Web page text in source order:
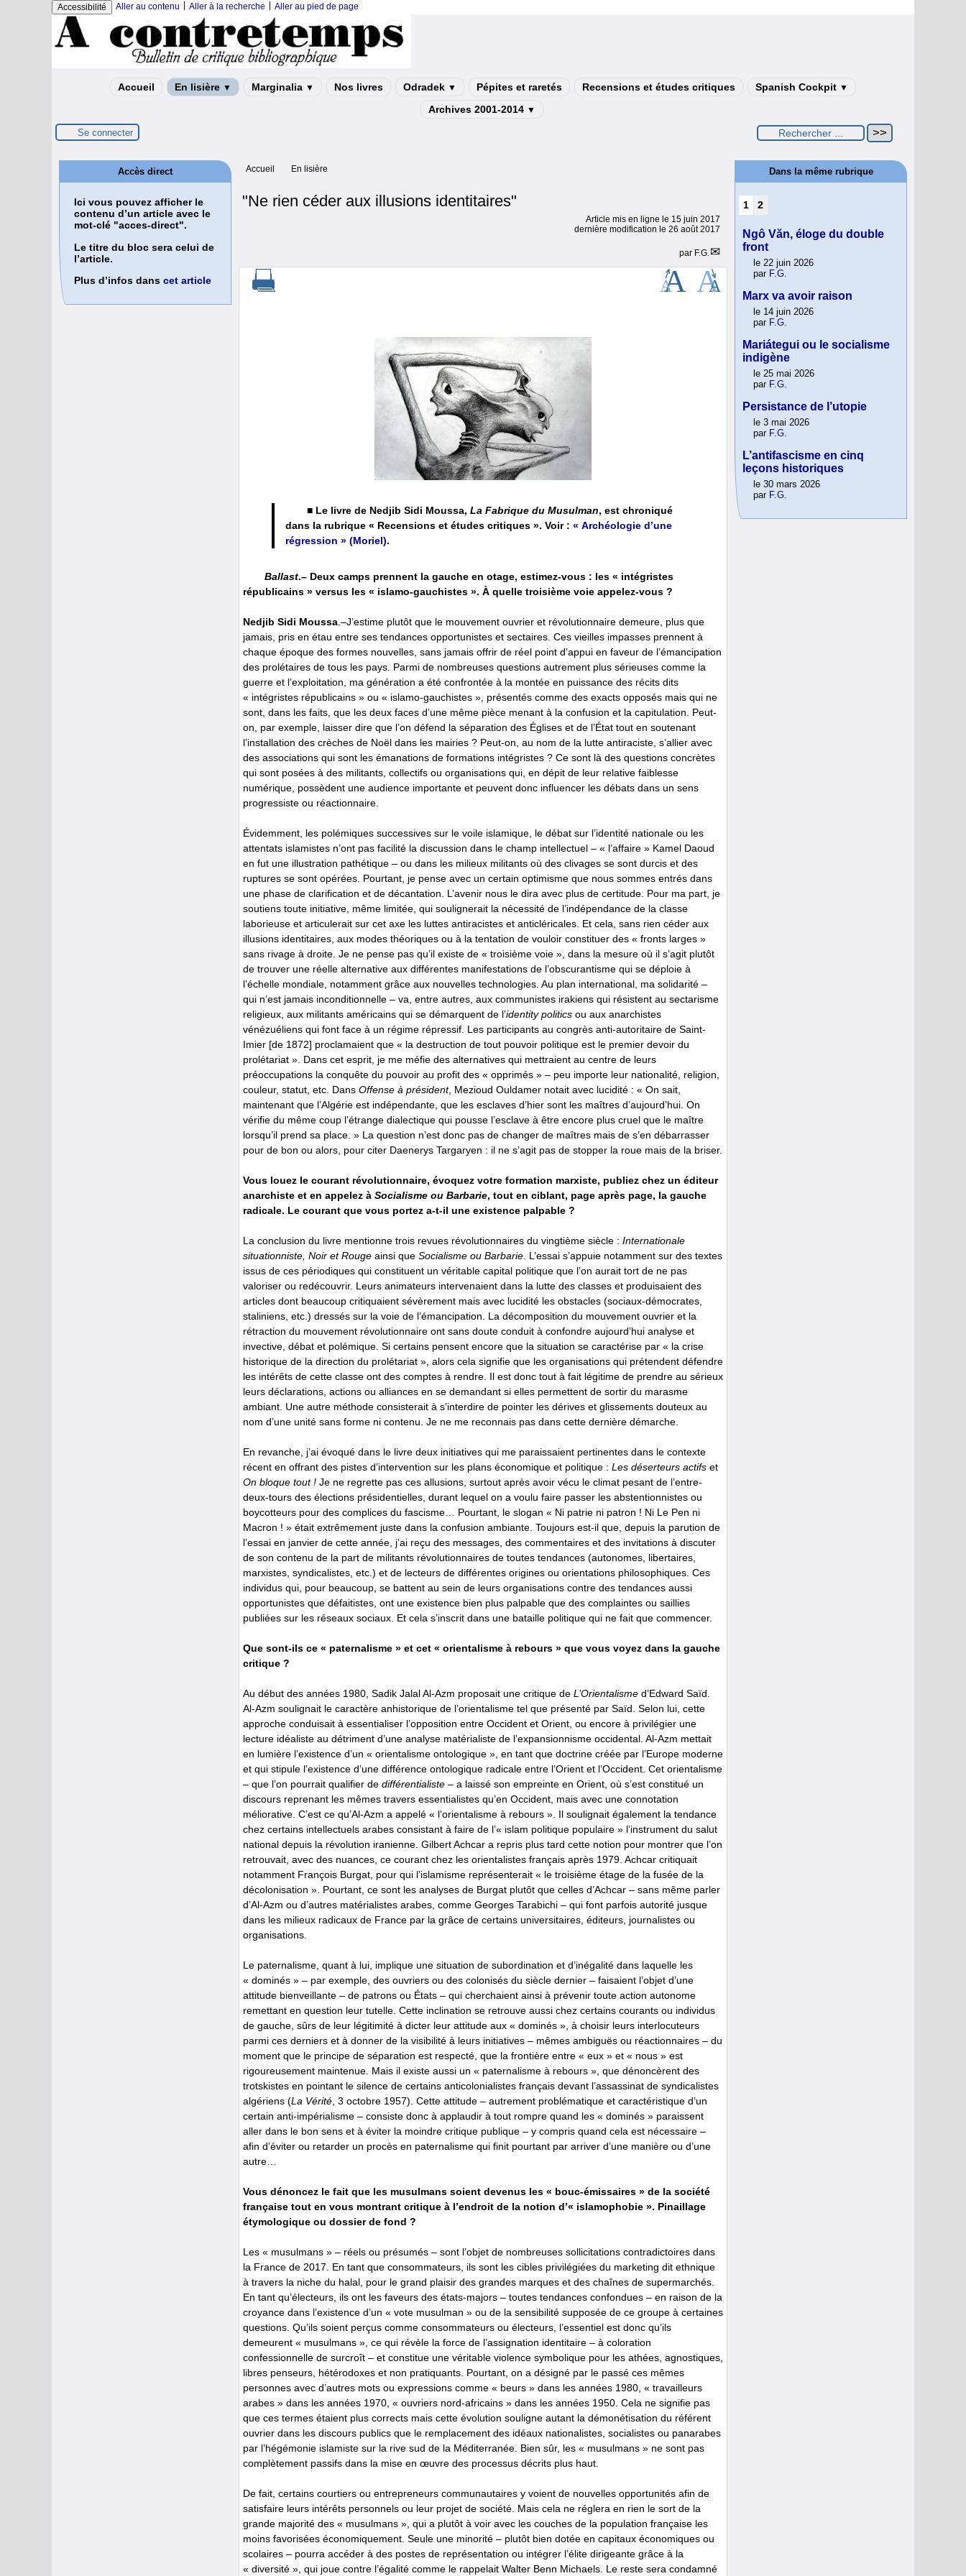
Accessibilité Aller au contenu Aller à la recherche Aller au pied de page
Accueil En lisière ▼ Marginalia ▼ Nos livres Odradek ▼ Pépites et raretés Recensions et études critiques Spanish Cockpit ▼
Archives 2001-2014 ▼
Se connecter
Accueil En lisière
"Ne rien céder aux illusions identitaires"
Article mis en ligne le 15 juin 2017
dernière modification le 26 août 2017
par F.G.
■ Le livre de Nedjib Sidi Moussa, La Fabrique du Musulman, est chroniqué
dans la rubrique « Recensions et études critiques ». Voir : « Archéologie d’une
régression » (Moriel).
Ballast.– Deux camps prennent la gauche en otage, estimez-vous : les « intégristes
républicains » versus les « islamo-gauchistes ». À quelle troisième voie appelez-vous ?
Nedjib Sidi Moussa .–J’estime plutôt que le mouvement ouvrier et révolutionnaire demeure, plus que
jamais, pris en étau entre ses tendances opportunistes et sectaires. Ces vieilles impasses prennent à
chaque époque des formes nouvelles, sans jamais offrir de réel point d’appui en faveur de l’émancipation
des prolétaires de tous les pays. Parmi de nombreuses questions autrement plus sérieuses comme la
guerre et l’exploitation, ma génération a été confrontée à la montée en puissance des récits dits
« intégristes républicains » ou « islamo-gauchistes », présentés comme des exacts opposés mais qui ne
sont, dans les faits, que les deux faces d’une même pièce menant à la confusion et la capitulation. Peut-
on, par exemple, laisser dire que l’on défend la séparation des Églises et de l’État tout en soutenant
l’installation des crèches de Noël dans les mairies ? Peut-on, au nom de la lutte antiraciste, s’allier avec
des associations qui sont les émanations de formations intégristes ? Ce sont là des questions concrètes
qui sont posées à des militants, collectifs ou organisations qui, en dépit de leur relative faiblesse
numérique, possèdent une audience importante et peuvent donc influencer les débats dans un sens
progressiste ou réactionnaire.
Évidemment, les polémiques successives sur le voile islamique, le débat sur l’identité nationale ou les
attentats islamistes n’ont pas facilité la discussion dans le champ intellectuel – « l’affaire » Kamel Daoud
en fut une illustration pathétique – ou dans les milieux militants où des clivages se sont durcis et des
ruptures se sont opérées. Pourtant, je pense avec un certain optimisme que nous sommes entrés dans
une phase de clarification et de décantation. L’avenir nous le dira avec plus de certitude. Pour ma part, je
soutiens toute initiative, même limitée, qui soulignerait la nécessité de l’indépendance de la classe
laborieuse et articulerait sur cet axe les luttes antiracistes et anticléricales. Et cela, sans rien céder aux
illusions identitaires, aux modes théoriques ou à la tentation de vouloir constituer des « fronts larges »
sans rivage à droite. Je ne pense pas qu’il existe de « troisième voie », dans la mesure où il s’agit plutôt
de trouver une réelle alternative aux différentes manifestations de l’obscurantisme qui se déploie à
l’échelle mondiale, notamment grâce aux nouvelles technologies. Au plan international, ma solidarité –
qui n’est jamais inconditionnelle – va, entre autres, aux communistes irakiens qui résistent au sectarisme
religieux, aux militants américains qui se démarquent de l’identity politics ou aux anarchistes
vénézuéliens qui font face à un régime répressif. Les participants au congrès anti-autoritaire de Saint-
Imier [de 1872] proclamaient que « la destruction de tout pouvoir politique est le premier devoir du
prolétariat ». Dans cet esprit, je me méfie des alternatives qui mettraient au centre de leurs
préoccupations la conquête du pouvoir au profit des « opprimés » – peu importe leur nationalité, religion,
couleur, statut, etc. Dans Offense à président, Mezioud Ouldamer notait avec lucidité : « On sait,
maintenant que l’Algérie est indépendante, que les esclaves d’hier sont les maîtres d’aujourd’hui. On
vérifie du même coup l’étrange dialectique qui pousse l’esclave à être encore plus cruel que le maître
lorsqu’il prend sa place. » La question n’est donc pas de changer de maîtres mais de s’en débarrasser
pour de bon ou alors, pour citer Daenerys Targaryen : il ne s’agit pas de stopper la roue mais de la briser.
Vous louez le courant révolutionnaire, évoquez votre formation marxiste, publiez chez un éditeur
anarchiste et en appelez à Socialisme ou Barbarie, tout en ciblant, page après page, la gauche
radicale. Le courant que vous portez a-t-il une existence palpable ?
La conclusion du livre mentionne trois revues révolutionnaires du vingtième siècle : Internationale
situationniste, Noir et Rouge ainsi que Socialisme ou Barbarie . L’essai s’appuie notamment sur des textes
issus de ces périodiques qui constituent un véritable capital politique que l’on aurait tort de ne pas
valoriser ou redécouvrir. Leurs animateurs intervenaient dans la lutte des classes et produisaient des
articles dont beaucoup critiquaient sévèrement mais avec lucidité les obstacles (sociaux-démocrates,
staliniens, etc.) dressés sur la voie de l’émancipation. La décomposition du mouvement ouvrier et la
rétraction du mouvement révolutionnaire ont sans doute conduit à confondre aujourd’hui analyse et
invective, débat et polémique. Si certains pensent encore que la situation se caractérise par « la crise
historique de la direction du prolétariat », alors cela signifie que les organisations qui prétendent défendre
les intérêts de cette classe ont des comptes à rendre. Il est donc tout à fait légitime de prendre au sérieux
leurs déclarations, actions ou alliances en se demandant si elles permettent de sortir du marasme
ambiant. Une autre méthode consisterait à s’interdire de pointer les dérives et glissements douteux au
nom d’une unité sans forme ni contenu. Je ne me reconnais pas dans cette dernière démarche.
En revanche, j’ai évoqué dans le livre deux initiatives qui me paraissaient pertinentes dans le contexte
récent en offrant des pistes d’intervention sur les plans économique et politique : Les déserteurs actifs et
On bloque tout ! Je ne regrette pas ces allusions, surtout après avoir vécu le climat pesant de l’entre-
deux-tours des élections présidentielles, durant lequel on a voulu faire passer les abstentionnistes ou
boycotteurs pour des complices du fascisme… Pourtant, le slogan « Ni patrie ni patron ! Ni Le Pen ni
Macron ! » était extrêmement juste dans la confusion ambiante. Toujours est-il que, depuis la parution de
l’essai en janvier de cette année, j’ai reçu des messages, des commentaires et des invitations à discuter
de son contenu de la part de militants révolutionnaires de toutes tendances (autonomes, libertaires,
marxistes, syndicalistes, etc.) et de lecteurs de différentes origines ou orientations philosophiques. Ces
individus qui, pour beaucoup, se battent au sein de leurs organisations contre des tendances aussi
opportunistes que défaitistes, ont une existence bien plus palpable que des complaintes ou saillies
publiées sur les réseaux sociaux. Et cela s’inscrit dans une bataille politique qui ne fait que commencer.
Que sont-ils ce « paternalisme » et cet « orientalisme à rebours » que vous voyez dans la gauche
critique ?
Au début des années 1980, Sadik Jalal Al-Azm proposait une critique de L’Orientalisme d’Edward Saïd.
Al-Azm soulignait le caractère anhistorique de l’orientalisme tel que présenté par Saïd. Selon lui, cette
approche conduisait à essentialiser l’opposition entre Occident et Orient, ou encore à privilégier une
lecture idéaliste au détriment d’une analyse matérialiste de l’expansionnisme occidental. Al-Azm mettait
en lumière l’existence d’un « orientalisme ontologique », en tant que doctrine créée par l’Europe moderne
et qui stipule l’existence d’une différence ontologique radicale entre l’Orient et l’Occident. Cet orientalisme
– que l’on pourrait qualifier de différentialiste – a laissé son empreinte en Orient, où s’est constitué un
discours reprenant les mêmes travers essentialistes qu’en Occident, mais avec une connotation
méliorative. C’est ce qu’Al-Azm a appelé « l’orientalisme à rebours ». Il soulignait également la tendance
chez certains intellectuels arabes consistant à faire de l’« islam politique populaire » l’instrument du salut
national depuis la révolution iranienne. Gilbert Achcar a repris plus tard cette notion pour montrer que l’on
retrouvait, avec des nuances, ce courant chez les orientalistes français après 1979. Achcar critiquait
notamment François Burgat, pour qui l’islamisme représenterait « le troisième étage de la fusée de la
décolonisation ». Pourtant, ce sont les analyses de Burgat plutôt que celles d’Achcar – sans même parler
d’Al-Azm ou d’autres matérialistes arabes, comme Georges Tarabichi – qui font parfois autorité jusque
dans les milieux radicaux de France par la grâce de certains universitaires, éditeurs, journalistes ou
organisations.
Le paternalisme, quant à lui, implique une situation de subordination et d’inégalité dans laquelle les
« dominés » – par exemple, des ouvriers ou des colonisés du siècle dernier – faisaient l’objet d’une
attitude bienveillante – de patrons ou États – qui cherchaient ainsi à prévenir toute action autonome
remettant en question leur tutelle. Cette inclination se retrouve aussi chez certains courants ou individus
de gauche, sûrs de leur légitimité à dicter leur attitude aux « dominés », à choisir leurs interlocuteurs
parmi ces derniers et à donner de la visibilité à leurs initiatives – mêmes ambiguës ou réactionnaires – du
moment que le principe de séparation est respecté, que la frontière entre « eux » et « nous » est
rigoureusement maintenue. Mais il existe aussi un « paternalisme à rebours », que dénoncèrent des
trotskistes en pointant le silence de certains anticolonialistes français devant l’assassinat de syndicalistes
algériens (La Vérité , 3 octobre 1957). Cette attitude – autrement problématique et caractéristique d’un
certain anti-impérialisme – consiste donc à applaudir à tout rompre quand les « dominés » paraissent
aller dans le bon sens et à éviter la moindre critique publique – y compris quand cela est nécessaire –
afin d’éviter ou retarder un procès en paternalisme qui finit pourtant par arriver d’une manière ou d’une
autre…
Vous dénoncez le fait que les musulmans soient devenus les « bouc-émissaires » de la société
française tout en vous montrant critique à l’endroit de la notion d’« islamophobie ». Pinaillage
étymologique ou dossier de fond ?
Les « musulmans » – réels ou présumés – sont l’objet de nombreuses sollicitations contradictoires dans
la France de 2017. En tant que consommateurs, ils sont les cibles privilégiées du marketing dit ethnique
à travers la niche du halal, pour le grand plaisir des grandes marques et des chaînes de supermarchés.
En tant qu’électeurs, ils ont les faveurs des états-majors – toutes tendances confondues – en raison de la
croyance dans l’existence d’un « vote musulman » ou de la sensibilité supposée de ce groupe à certaines
questions. Qu’ils soient perçus comme consommateurs ou électeurs, l’essentiel est donc qu’ils
demeurent « musulmans », ce qui révèle la force de l’assignation identitaire – à coloration
confessionnelle de surcroît – et constitue une véritable violence symbolique pour les athées, agnostiques,
libres penseurs, hétérodoxes et non pratiquants. Pourtant, on a désigné par le passé ces mêmes
personnes avec d’autres mots ou expressions comme « beurs » dans les années 1980, « travailleurs
arabes » dans les années 1970, « ouvriers nord-africains » dans les années 1950. Cela ne signifie pas
que ces termes étaient plus corrects mais cette évolution souligne autant la démonétisation du référent
ouvrier dans les discours publics que le remplacement des idéaux nationalistes, socialistes ou panarabes
par l’hégémonie islamiste sur la rive sud de la Méditerranée. Bien sûr, les « musulmans » ne sont pas
complètement passifs dans la mise en œuvre des processus décrits plus haut.
De fait, certains courtiers ou entrepreneurs communautaires y voient de nouvelles opportunités afin de
satisfaire leurs intérêts personnels ou leur projet de société. Mais cela ne réglera en rien le sort de la
grande majorité des « musulmans », qui a plutôt à voir avec les couches de la population française les
moins favorisées économiquement. Seule une minorité – plutôt bien dotée en capitaux économiques ou
scolaires – pourra accéder à des postes de représentation ou intégrer l’élite dirigeante grâce à la
« diversité », qui joue contre l’égalité comme le rappelait Walter Benn Michaels. Le reste sera condamné
Accès direct
Ici vous pouvez afficher le
contenu d’un article avec le
mot-clé "acces-direct".
Le titre du bloc sera celui de
l’article.
Plus d’infos dans cet article
Dans la même rubrique
1 2
Ngô Văn, éloge du double
front
le 22 juin 2026
par F.G.
Marx va avoir raison
le 14 juin 2026
par F.G.
Mariátegui ou le socialisme
indigène
le 25 mai 2026
par F.G.
Persistance de l’utopie
le 3 mai 2026
par F.G.
L’antifascisme en cinq
leçons historiques
le 30 mars 2026
par F.G.